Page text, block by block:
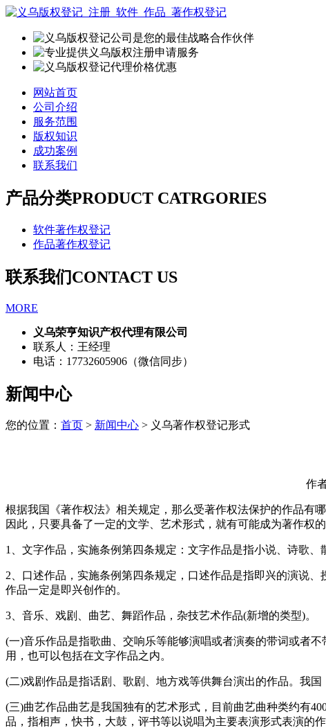
网站首页
公司介绍
服务范围
版权知识
成功案例
联系我们
产品分类PRODUCT CATRGORIES
软件著作权登记
作品著作权登记
联系我们CONTACT US
MORE
义乌荣亨知识产权代理有限公司
联系人：王经理
电话：17732605906（微信同步）
新闻中心
您的位置： 首页 > 新闻中心 > 义乌著作权登记形式
作
根据我国《著作权法》相关规定，那么受著作权法保护的作品有
因此，只要具备了一定的文学、艺术形式，就有可能成为著作权
1、文字作品，实施条例第四条规定：文字作品是指小说、诗歌
2、口述作品，实施条例第四条规定，口述作品是指即兴的演说
作品一定是即兴创作的。
3、音乐、戏剧、曲艺、舞蹈作品，杂技艺术作品(新增的类型)。
(一)音乐作品是指歌曲、交响乐等能够演唱或者演奏的带词或者
用，也可以包括在文字作品之内。
(二)戏剧作品是指话剧、歌剧、地方戏等供舞台演出的作品。我
(三)曲艺作品曲艺是我国独有的艺术形式，目前曲艺曲种类约有
品，指相声，快书，大鼓，评书等以说唱为主要表演形式表演的